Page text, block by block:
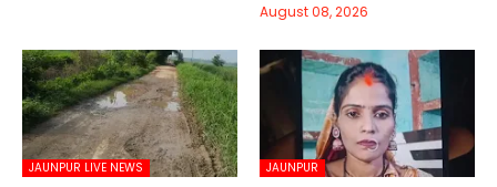
August 08, 2026
JAUNPUR LIVE NEWS JAUNPUR